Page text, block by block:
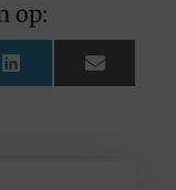
op:
LinkedIn Email